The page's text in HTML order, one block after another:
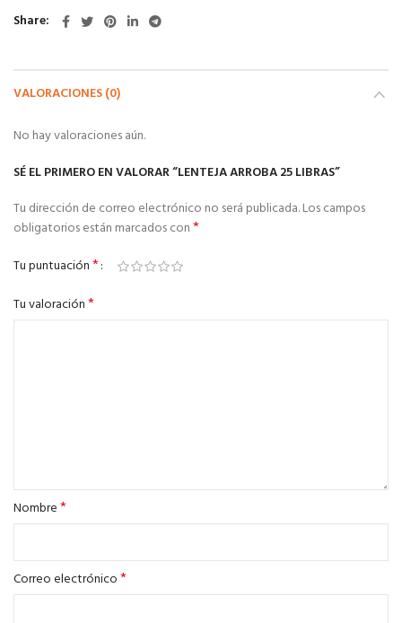
Share
VALORACIONES (0)
No hay valoraciones aún.
SÉ EL PRIMERO EN VALORAR “LENTEJA ARROBA 25 LIBRAS”
Tu dirección de correo electrónico no será publicada.Los campos
obligatorios están marcados con*
Tu puntuación*
Tu valoración*
Nombre*
Correo electrónico*